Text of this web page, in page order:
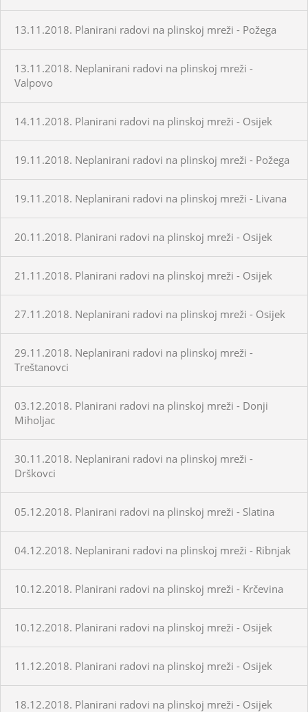
13.11.2018. Planirani radovi na plinskoj mreži - Požega
13.11.2018. Neplanirani radovi na plinskoj mreži -
Valpovo
14.11.2018. Planirani radovi na plinskoj mreži - Osijek
19.11.2018. Neplanirani radovi na plinskoj mreži - Požega
19.11.2018. Neplanirani radovi na plinskoj mreži - Livana
20.11.2018. Planirani radovi na plinskoj mreži - Osijek
21.11.2018. Planirani radovi na plinskoj mreži - Osijek
27.11.2018. Neplanirani radovi na plinskoj mreži - Osijek
29.11.2018. Neplanirani radovi na plinskoj mreži -
Treštanovci
03.12.2018. Planirani radovi na plinskoj mreži - Donji
Miholjac
30.11.2018. Neplanirani radovi na plinskoj mreži -
Drškovci
05.12.2018. Planirani radovi na plinskoj mreži - Slatina
04.12.2018. Neplanirani radovi na plinskoj mreži - Ribnjak
10.12.2018. Planirani radovi na plinskoj mreži - Krčevina
10.12.2018. Planirani radovi na plinskoj mreži - Osijek
11.12.2018. Planirani radovi na plinskoj mreži - Osijek
18.12.2018. Planirani radovi na plinskoj mreži - Osijek